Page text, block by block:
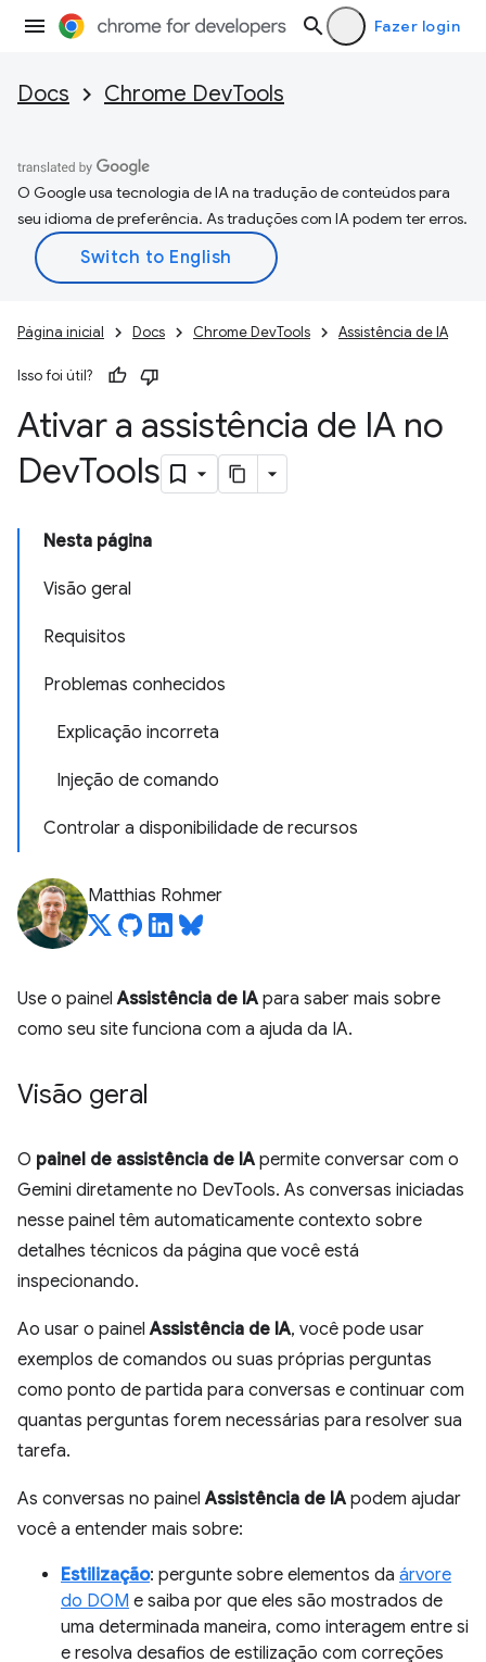
Fazer login
Docs Chrome DevTools
O Google usa tecnologia de IA na tradução de conteúdos para
seu idioma de preferência. As traduções com IA podem ter erros.
Página inicial Docs Chrome DevTools Assistência de IA
Isso foi útil?
Ativar a assistência de IA no
DevTools
Nesta página
Visão geral
Requisitos
Problemas conhecidos
Explicação incorreta
Injeção de comando
Controlar a disponibilidade de recursos
Matthias Rohmer
Use o painelAssistência de IA para saber mais sobre
como seu site funciona com a ajuda da IA.
Visão geral
O painel de assistência de IA permite conversar com o
Gemini diretamente no DevTools. As conversas iniciadas
nesse painel têm automaticamente contexto sobre
detalhes técnicos da página que você está
inspecionando.
Ao usar o painelAssistência de IA, você pode usar
exemplos de comandos ou suas próprias perguntas
como ponto de partida para conversas e continuar com
quantas perguntas forem necessárias para resolver sua
tarefa.
As conversas no painelAssistência de IA podem ajudar
você a entender mais sobre:
Estilização: pergunte sobre elementos da árvore
do DOM e saiba por que eles são mostrados de
uma determinada maneira, como interagem entre si
e resolva desafios de estilização com correções